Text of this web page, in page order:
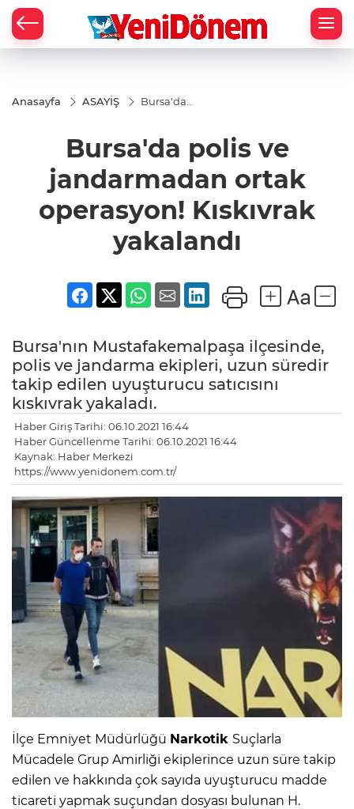
Anasayfa ASAYİŞ
Bursa'da
ortak
operasyon!
yakalandı
Bursa'da polis ve
jandarmadan ortak
operasyon! Kıskıvrak
yakalandı
Bursa'nın Mustafakemalpaşa ilçesinde,
polis ve jandarma ekipleri, uzun süredir
takip edilen uyuşturucu satıcısını
kıskıvrak yakaladı.
Haber Giriş Tarihi: 06.10.2021 16:44
Haber Güncellenme Tarihi: 06.10.2021 16:44
Kaynak: Haber Merkezi
https://www.yenidonem.com.tr/
İlçe Emniyet Müdürlüğü Narkotik Suçlarla
Mücadele Grup Amirliği ekiplerince uzun süre takip
edilen ve hakkında çok sayıda uyuşturucu madde
ticareti yapmak suçundan dosyası bulunan H.